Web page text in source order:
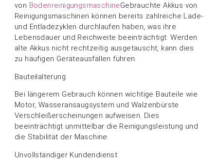
von BodenreinigungsmaschineGebrauchte Akkus von
Reinigungsmaschinen können bereits zahlreiche Lade-
und Entladezyklen durchlaufen haben, was ihre
Lebensdauer und Reichweite beeinträchtigt. Werden
alte Akkus nicht rechtzeitig ausgetauscht, kann dies
zu häufigen Geräteausfällen führen.
Bauteilalterung
Bei längerem Gebrauch können wichtige Bauteile wie
Motor, Wasseransaugsystem und Walzenbürste
Verschleißerscheinungen aufweisen. Dies
beeinträchtigt unmittelbar die Reinigungsleistung und
die Stabilität der Maschine.
Unvollständiger Kundendienst